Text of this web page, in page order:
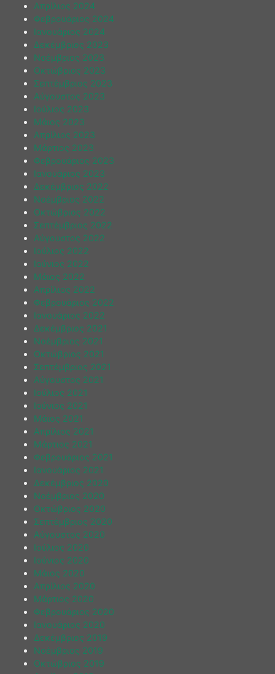
Απρίλιος 2024
Φεβρουάριος 2024
Ιανουάριος 2024
Δεκέμβριος 2023
Νοέμβριος 2023
Οκτώβριος 2023
Σεπτέμβριος 2023
Αύγουστος 2023
Ιούλιος 2023
Μάιος 2023
Απρίλιος 2023
Μάρτιος 2023
Φεβρουάριος 2023
Ιανουάριος 2023
Δεκέμβριος 2022
Νοέμβριος 2022
Οκτώβριος 2022
Σεπτέμβριος 2022
Αύγουστος 2022
Ιούλιος 2022
Ιούνιος 2022
Μάιος 2022
Απρίλιος 2022
Φεβρουάριος 2022
Ιανουάριος 2022
Δεκέμβριος 2021
Νοέμβριος 2021
Οκτώβριος 2021
Σεπτέμβριος 2021
Αύγουστος 2021
Ιούλιος 2021
Ιούνιος 2021
Μάιος 2021
Απρίλιος 2021
Μάρτιος 2021
Φεβρουάριος 2021
Ιανουάριος 2021
Δεκέμβριος 2020
Νοέμβριος 2020
Οκτώβριος 2020
Σεπτέμβριος 2020
Αύγουστος 2020
Ιούλιος 2020
Ιούνιος 2020
Μάιος 2020
Απρίλιος 2020
Μάρτιος 2020
Φεβρουάριος 2020
Ιανουάριος 2020
Δεκέμβριος 2019
Νοέμβριος 2019
Οκτώβριος 2019